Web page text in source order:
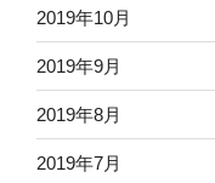
2019年10月
2019年9月
2019年8月
2019年7月